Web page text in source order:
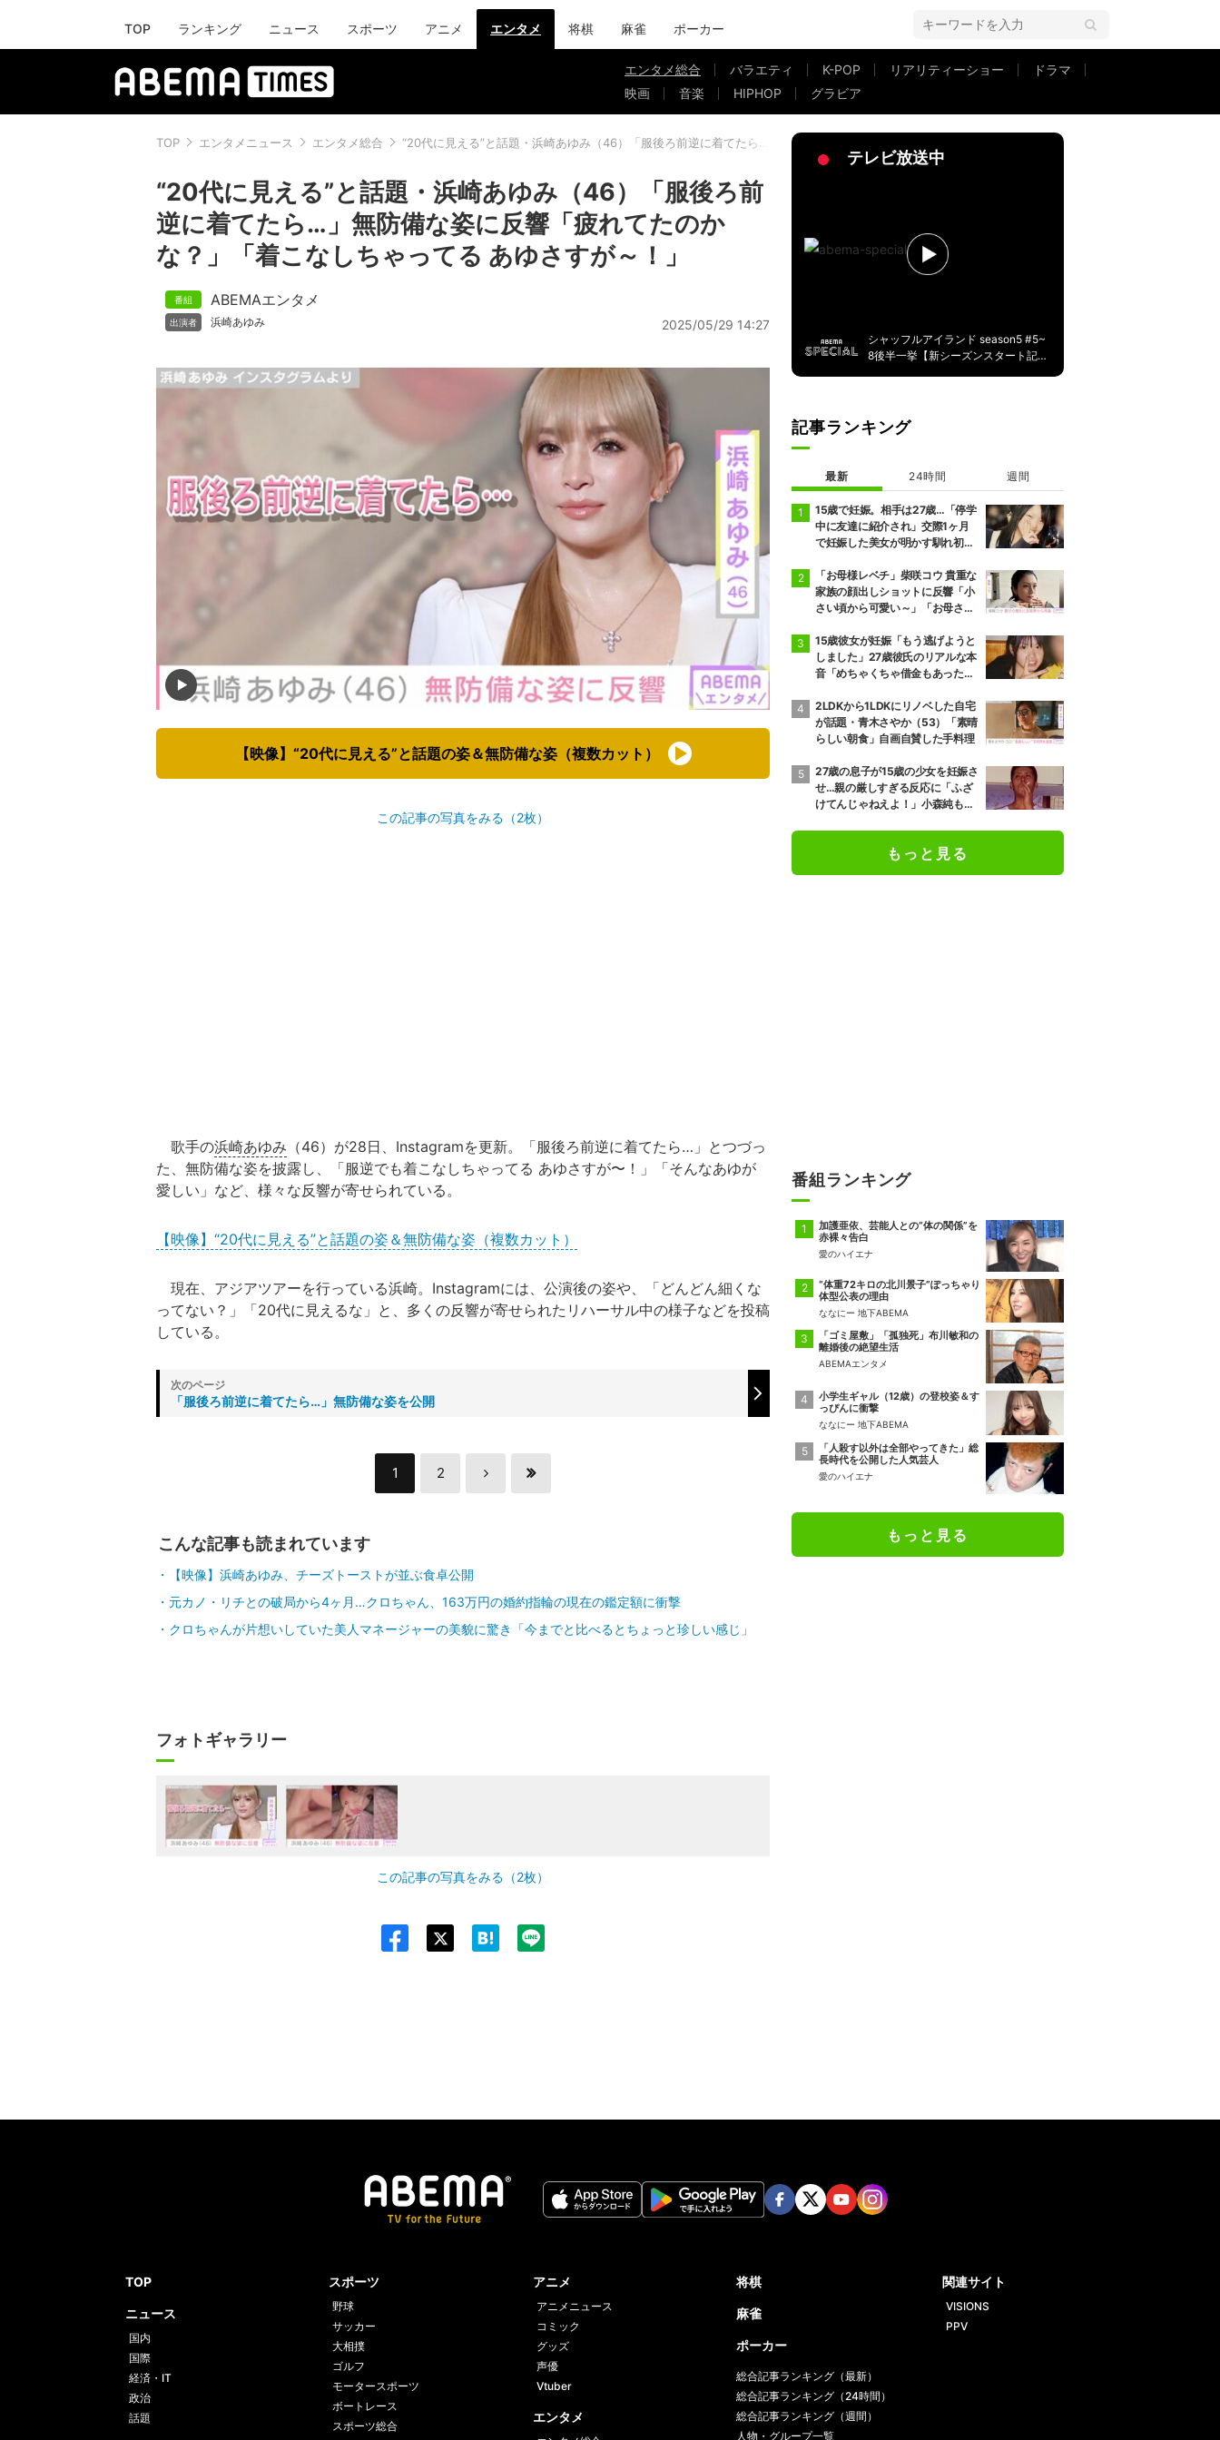
TOP ランキング ニュース スポーツ アニメ エンタメ 将棋 麻雀 ポーカー
エンタメ総合 バラエティ K-POP リアリティーショー
ドラマ
映画
音楽 HIPHOP グラビア
TOP エンタメニュース エンタメ総合 “20代に見える”と話題・浜崎あゆみ（46）「服後ろ前逆に着てたら…」無防備な姿に反響「疲れてたのかな？」「着こなしちゃってる あゆさすが～！」
“20代に見える”と話題・浜崎あゆみ（46）「服後ろ前
逆に着てたら…」無防備な姿に反響「疲れてたのか
な？」「着こなしちゃってる あゆさすが～！」
ABEMAエンタメ
浜崎あゆみ 2025/05/29 14:27
【映像】“20代に見える”と話題の姿＆無防備な姿（複数カット）
この記事の写真をみる（2枚）
歌手の浜崎あゆみ （46）が28日、Instagramを更新。「服後ろ前逆に着てたら…」とつづっ
た、無防備な姿を披露し、「服逆でも着こなしちゃってる あゆさすが〜！」「そんなあゆが
愛しい」など、様々な反響が寄せられている。
【映像】“20代に見える”と話題の姿＆無防備な姿（複数カット）
現在、アジアツアーを行っている浜崎。Instagramには、公演後の姿や、「どんどん細くな
ってない？」「20代に見えるな」と、多くの反響が寄せられたリハーサル中の様子などを投稿
している。
「服後ろ前逆に着てたら…」無防備な姿を公開
1 2
こんな記事も読まれています
【映像】浜崎あゆみ、チーズトーストが並ぶ食卓公開
元カノ・リチとの破局から4ヶ月…クロちゃん、163万円の婚約指輪の現在の鑑定額に衝撃
クロちゃんが片想いしていた美人マネージャーの美貌に驚き「今までと比べるとちょっと珍しい感じ」
フォトギャラリー
この記事の写真をみる（2枚）
テレビ放送中
シャッフルアイランド season5 #5~
8後半一挙【新シーズンスタート記
記事ランキング
最新 24時間 週間
15歳で妊娠。相手は27歳…「停学
中に友達に紹介され」交際1ヶ月
で妊娠した美女が明かす馴れ初め
絶句
「お母様レベチ」柴咲コウ 貴重な
家族の顔出しショットに反響「小
さい頃から可愛い～」「お母さん
15歳彼女が妊娠「もう逃げようと
しました」27歳彼氏のリアルな本
音「めちゃくちゃ借金もあったの
2LDKから1LDKにリノベした自宅
が話題・青木さやか（53）「素晴
らしい朝食」自画自賛した手料理
27歳の息子が15歳の少女を妊娠さ
せ…親の厳しすぎる反応に「ふざ
けてんじゃねえよ！」小森純も怒
もっと見る
番組ランキング
加護亜依、芸能人との“体の関係”を
赤裸々告白
愛のハイエナ
“体重72キロの北川景子”ぽっちゃり
体型公表の理由
ななにー 地下ABEMA
「ゴミ屋敷」「孤独死」布川敏和の
離婚後の絶望生活
ABEMAエンタメ
小学生ギャル（12歳）の登校姿＆す
っぴんに衝撃
ななにー 地下ABEMA
「人殺す以外は全部やってきた」総
長時代を公開した人気芸人
愛のハイエナ
もっと見る
TOP
ニュース
国内
国際
経済・IT
政治
話題
スポーツ
野球
サッカー
大相撲
ゴルフ
モータースポーツ
ボートレース
スポーツ総合
アニメ
アニメニュース
コミック
グッズ
声優
Vtuber
エンタメ
将棋
麻雀
ポーカー
総合記事ランキング（最新）
総合記事ランキング（24時間）
総合記事ランキング（週間）
人物・グループ一覧
関連サイト
VISIONS
PPV